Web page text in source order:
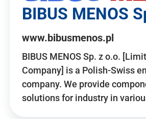
BIBUS MENOS
www.bibusmenos.pl
BIBUS MENOS Sp. z o.o.
Company] is a Polish-Swiss
company. We provide
solutions for industry in